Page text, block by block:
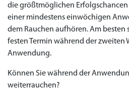
die größtmöglichen Erfolgschancen
einer mindestens einwöchigen
dem Rauchen aufhören. Am besten
festen Termin während der zweiten
Anwendung.
Können Sie während der
weiterrauchen?